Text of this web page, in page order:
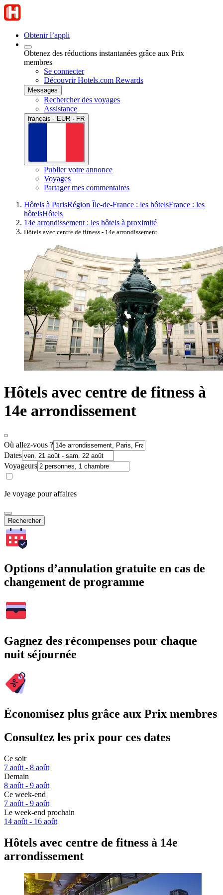
Obtenir l’appli
Obtenez des réductions instantanées grâce aux Prix
membres
Se connecter
Découvrir Hotels.com Rewards
Messages
Rechercher des voyages
Assistance
français · EUR · FR
Publier votre annonce
Voyages
Partager mes commentaires
Hôtels à ParisRégion Île-de-France : les hôtelsFrance : les
hôtelsHôtels
14e arrondissement : les hôtels à proximité
Hôtels avec centre de fitness - 14e arrondissement
Hôtels avec centre de fitness à
14e arrondissement
Où allez-vous ?
Dates
Voyageurs
Je voyage pour affaires
Rechercher
Options d’annulation gratuite en cas de
changement de programme
Gagnez des récompenses pour chaque
nuit séjournée
Économisez plus grâce aux Prix membres
Consultez les prix pour ces dates
Ce soir
7 août - 8 août
Demain
8 août - 9 août
Ce week-end
7 août - 9 août
Le week-end prochain
14 août - 16 août
Hôtels avec centre de fitness à 14e
arrondissement